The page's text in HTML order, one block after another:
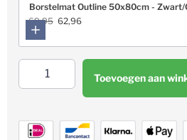
Borstelmat Outline 50x80cm - Zwart/
69,95 62,96
Toevoegen aan